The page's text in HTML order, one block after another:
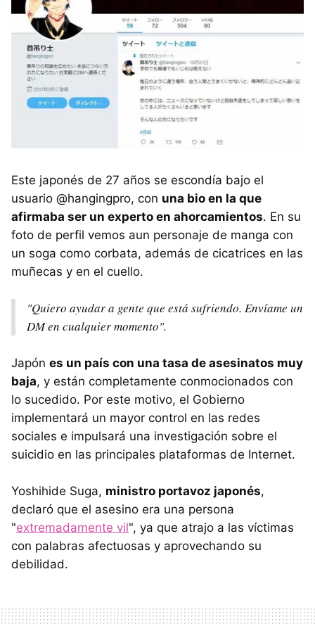
Este japonés de 27 años se escondía bajo el
usuario @hangingpro, con una bio en la que
afirmaba ser un experto en ahorcamientos. En su
foto de perfil vemos aun personaje de manga con
un soga como corbata, además de cicatrices en las
muñecas y en el cuello.
"Quiero ayudar a gente que está sufriendo. Envíame un
DM en cualquier momento".
Japón es un país con una tasa de asesinatos muy
baja, y están completamente conmocionados con
lo sucedido. Por este motivo, el Gobierno
implementará un mayor control en las redes
sociales e impulsará una investigación sobre el
suicidio en las principales plataformas de Internet.
Yoshihide Suga, ministro portavoz japonés,
declaró que el asesino era una persona
"extremadamente vil", ya que atrajo a las víctimas
con palabras afectuosas y aprovechando su
debilidad.